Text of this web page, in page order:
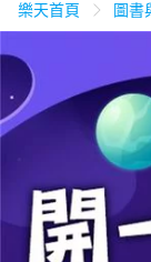
樂天首頁 圖書